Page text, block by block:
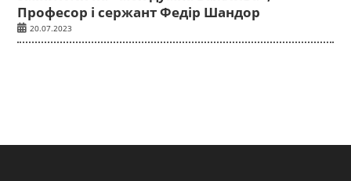
Професор і сержант Федір Шандор
20.07.2023